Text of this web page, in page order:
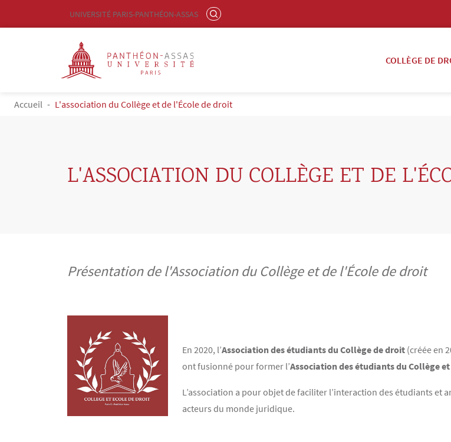
Aller au contenu principal
Menu liste site Custom EN
UNIVERSITÉ PARIS-PANTHÉON-ASSAS RECHERCHER
Logo
COLLÈGE DE
FIL D'ARIANE
Accueil L'association du Collège et de l'École de droit
L'ASSOCIATION DU COLLÈGE ET DE
Présentation de l'Association du Collège et de l'École de droit
En 2020, l’Association des étudiants du Collège de droit (créée en
ont fusionné pour former l’Association des étudiants du Collège
L’association a pour objet de faciliter l’interaction des étudiants et
acteurs du monde juridique.